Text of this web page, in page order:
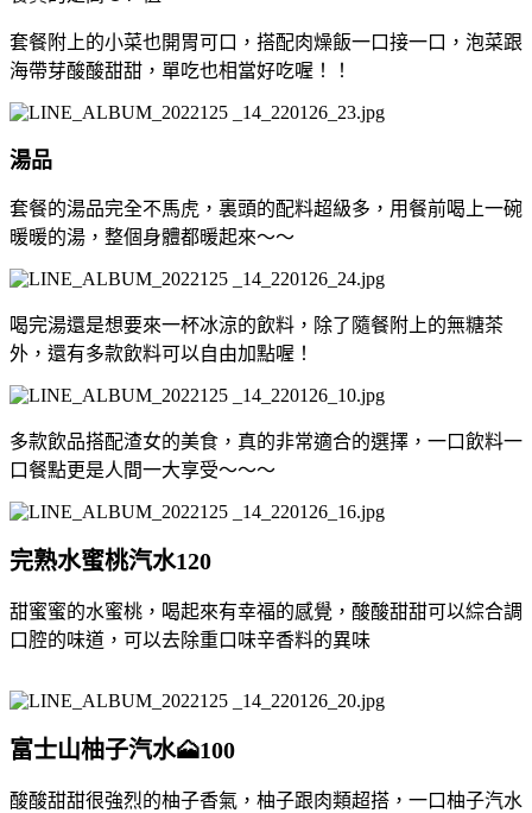
套餐附上的小菜也開胃可口，搭配肉燥飯一口接一口，泡菜跟
海帶芽酸酸甜甜，單吃也相當好吃喔！！
湯品
套餐的湯品完全不馬虎，裏頭的配料超級多，用餐前喝上一碗
暖暖的湯，整個身體都暖起來～～
喝完湯還是想要來一杯冰涼的飲料，除了隨餐附上的無糖茶
外，還有多款飲料可以自由加點喔！
多款飲品搭配渣女的美食，真的非常適合的選擇，一口飲料一
口餐點更是人間一大享受～～～
完熟水蜜桃汽水120
甜蜜蜜的水蜜桃，喝起來有幸福的感覺，酸酸甜甜可以綜合調
口腔的味道，可以去除重口味辛香料的異味
富士山柚子汽水🗻100
酸酸甜甜很強烈的柚子香氣，柚子跟肉類超搭，一口柚子汽水